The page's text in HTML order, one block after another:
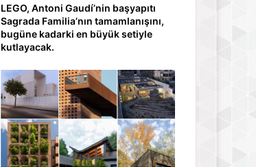
LEGO, Antoni Gaudí’nin başyapıtı
Sagrada Familia’nın tamamlanışını,
bugüne kadarki en büyük setiyle
kutlayacak.